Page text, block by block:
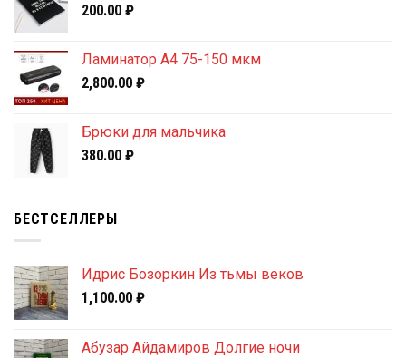
200.00 ₽
Ламинатор A4 75-150 мкм
2,800.00 ₽
Брюки для мальчика
380.00 ₽
БЕСТСЕЛЛЕРЫ
Идрис Бозоркин Из тьмы веков
1,100.00 ₽
Абузар Айдамиров Долгие ночи